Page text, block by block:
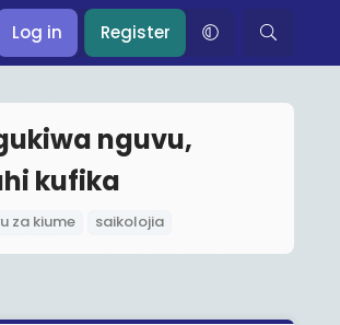
Log in Register
nguvu,
kufika
za kiume saikolojia